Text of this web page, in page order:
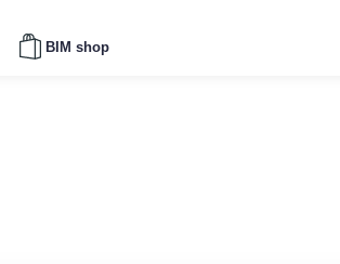
BIM shop